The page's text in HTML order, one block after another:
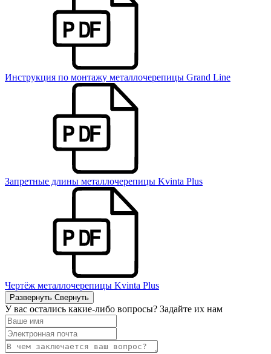
Инструкция по монтажу металлочерепицы Grand Line
Запретные длины металлочерепицы Kvinta Plus
Чертёж металлочерепицы Kvinta Plus
Развернуть Свернуть
У вас остались какие-либо вопросы? Задайте их нам